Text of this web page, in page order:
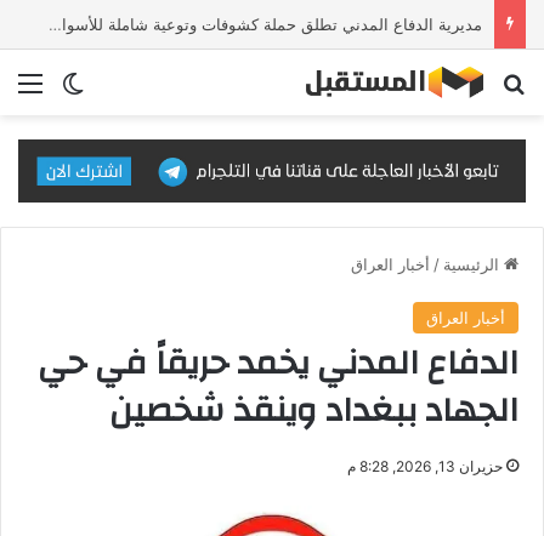
مديرية الدفاع المدني تطلق حملة كشوفات وتوعية شاملة للأسواق والمحال التجارية
الوضع بحث عن
الرئيسية / أخبار العراق
أخبار العراق
الدفاع المدني يخمد حريقاً في حي
الجهاد ببغداد وينقذ شخصين​
حزيران 13, 2026, 8:28 م